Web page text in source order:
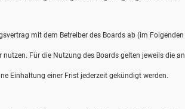
mit dem Betreiber des Boards ab (im Folgenden
Für die Nutzung des Boards gelten jeweils die an
Einhaltung einer Frist jederzeit gekündigt werden.